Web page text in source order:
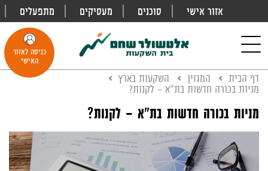
אזור אישי סוכנים מעסיקים מתפעלים
navigation
כניסה לאזור
האישי
דף הבית המגזין
השקעות בארץ
מניות בכורה חדשות בת"א – לקנות?
מניות בכורה חדשות בת"א – לקנות?